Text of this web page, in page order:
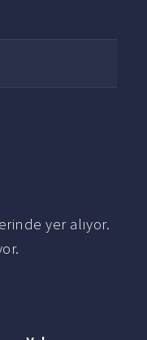
yer alıyor.